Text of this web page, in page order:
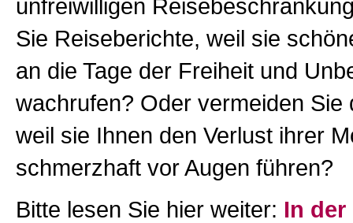
unfreiwilligen
Sie Reiseberichte, weil sie
an die Tage der Freiheit und
wachrufen? Oder vermeiden Sie
weil sie Ihnen den Verlust ihrer
schmerzhaft vor Augen führen?
Bitte lesen Sie hier weiter: In der